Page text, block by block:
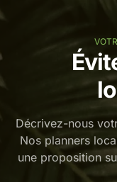
Décrivez-nous
Nos planners
une proposition